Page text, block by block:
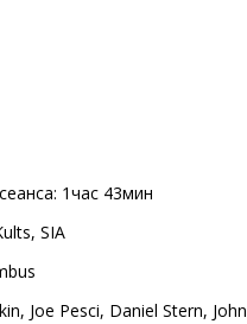
1час 43мин
SIA
, Joe Pesci, Daniel Stern, John